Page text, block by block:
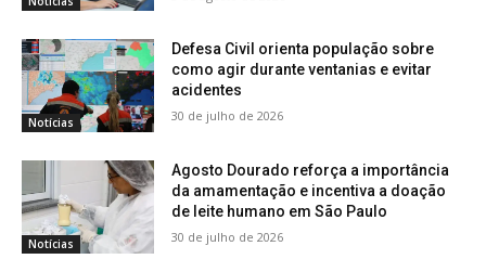
Notícias
Defesa Civil orienta população sobre
como agir durante ventanias e evitar
acidentes
30 de julho de 2026
Notícias
Agosto Dourado reforça a importância
da amamentação e incentiva a doação
de leite humano em São Paulo
30 de julho de 2026